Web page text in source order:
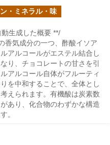
・ミネラル・味
動生成した概要 **/
香気成分の一つ、酢酸イソア
アルコールがエステル結合し
り、チョコレートの甘さを引
アルコール自体がフルーティ
を中和することで、全体とし
えられます。有機酸は炭素数
あり、化合物のわずかな構造
。